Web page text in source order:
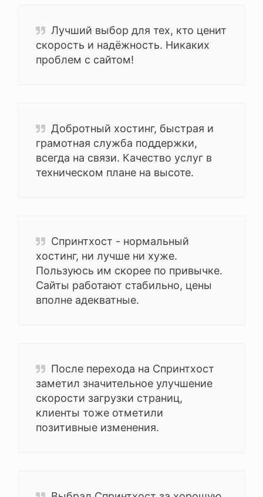
Лучший выбор для тех, кто ценит
скорость и надёжность. Никаких
проблем с сайтом!
Добротный хостинг, быстрая и
грамотная служба поддержки,
всегда на связи. Качество услуг в
техническом плане на высоте.
Спринтхост - нормальный
хостинг, ни лучше ни хуже.
Пользуюсь им скорее по привычке.
Cайты работают стабильно, цены
вполне адекватные.
После перехода на Спринтхост
заметил значительное улучшение
скорости загрузки страниц,
клиенты тоже отметили
позитивные изменения.